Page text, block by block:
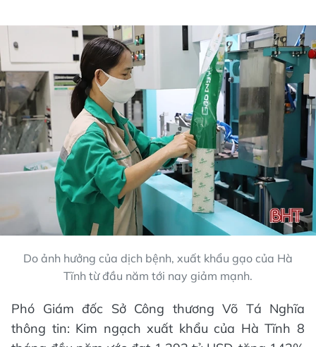
Do ảnh hưởng của dịch bệnh, xuất khẩu gạo của Hà
Tĩnh từ đầu năm tới nay giảm mạnh.
Phó Giám đốc Sở Công thương Võ Tá Nghĩa
thông tin: Kim ngạch xuất khẩu của Hà Tĩnh 8